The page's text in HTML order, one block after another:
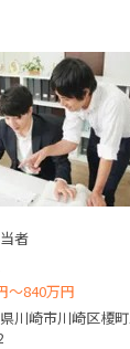
者
〜840万円
川崎市川崎区榎町